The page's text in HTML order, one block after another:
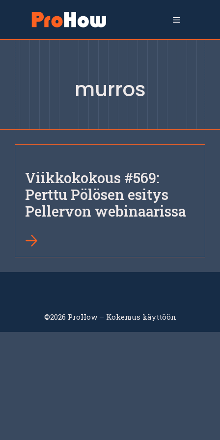
sisältöön
Valikko
murros
Viikkokokous #569:
Perttu Pölösen esitys
Pellervon webinaarissa
©2026 ProHow – Kokemus käyttöön